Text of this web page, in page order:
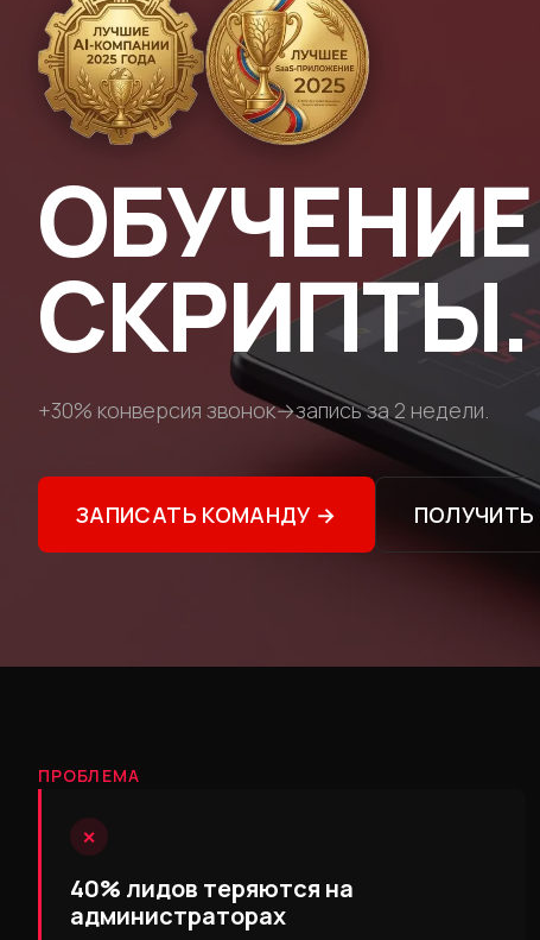
СКРИПТЫ.
+30% конверсия звонок→запись за 2 недели.
ЗАПИСАТЬ КОМАНДУ →
ПРОБЛЕМА
✕
40% лидов теряются на
администраторах